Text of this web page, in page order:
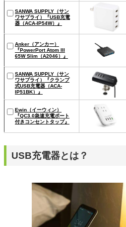
SANWA SUPPLY（サン
ワサプライ）『USB充電
器（ACA-IP54W）』
Anker（アンカー）
『PowerPort Atom III
65W Slim（A2046）』
SANWA SUPPLY（サン
ワサプライ）『クランプ
式USB充電器（ACA-
IP51BK）』
Ewin（イーウィン）
『QC3.0急速充電ポート
付きコンセントタップ』
USB充電器とは？